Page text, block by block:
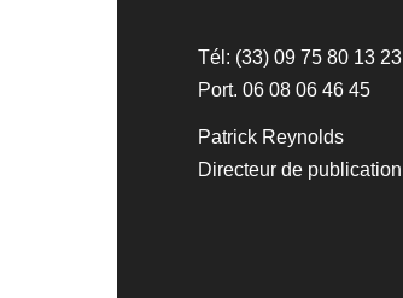
Tél: (33) 09 75 80 13 23
Port. 06 08 06 46 45
Patrick Reynolds
Directeur de publication